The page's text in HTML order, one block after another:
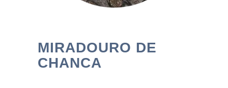
MIRADOURO DE
CHANCA